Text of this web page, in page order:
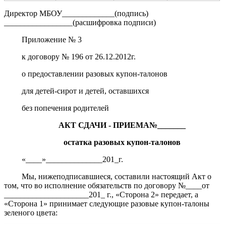
Директор МБОУ_____________(подпись)
_________________(расшифровка подписи)
Приложение № 3
к договору № 196 от 26.12.2012г.
о предоставлении разовых купон-талонов
для детей-сирот и детей, оставшихся
без попечения родителей
АКТ СДАЧИ - ПРИЕМА№_______
остатка разовых купон-талонов
«____»______________201_г.
Мы, нижеподписавшиеся, составили настоящий Акт о
том, что во исполнение обязательств по договору №____от
_____________________201_ г., «Сторона 2» передает, а
«Сторона 1» принимает следующие разовые купон-талоны
зеленого цвета: